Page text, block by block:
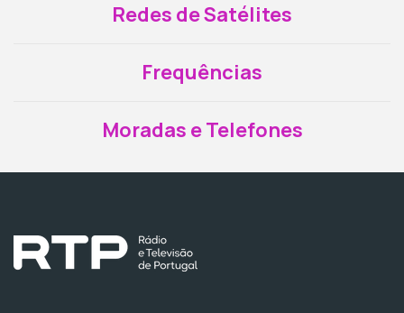
Redes de Satélites
Frequências
Moradas e Telefones